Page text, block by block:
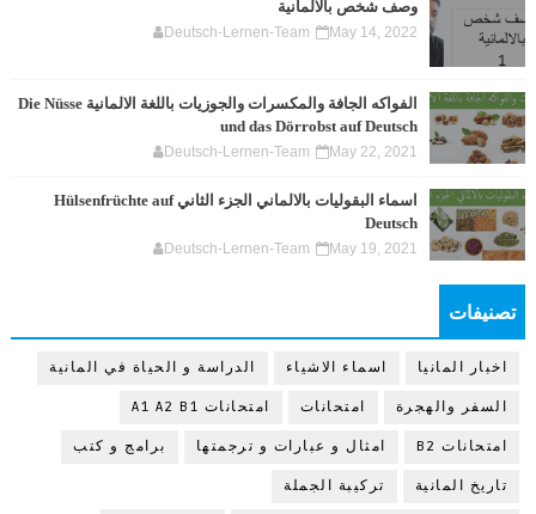
وصف شخص بالالمانية
Deutsch-Lernen-Team May 14, 2022
الفواكه الجافة والمكسرات والجوزيات باللغة الالمانية Die Nüsse
und das Dörrobst auf Deutsch
Deutsch-Lernen-Team May 22, 2021
اسماء البقوليات بالالماني الجزء الثاني Hülsenfrüchte auf
Deutsch
Deutsch-Lernen-Team May 19, 2021
تصنيفات
اخبار المانيا اسماء الاشياء الدراسة و الحياة في المانية
السفر والهجرة امتحانات امتحانات A1 A2 B1
امتحانات B2 امثال و عبارات و ترجمتها برامج و كتب
تاريخ المانية تركيبة الجملة